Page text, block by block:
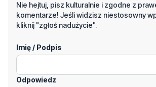
Nie hejtuj, pisz kulturalnie i zgodne z
komentarze! Jeśli widzisz niestosowny
kliknij "zgłoś nadużycie".
Imię / Podpis
Odpowiedz